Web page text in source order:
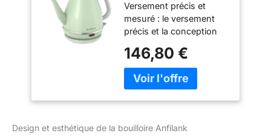
bouilloire 100 %
acier inoxydable
sans BPA, bouilloire
avec fermeture
automatique et
protection contre
l'ébullition en
Versement précis et
mesuré : le versement
précis et la conception
toute fuite lors du
versement. La théière
électrique à col de cygne
de 8 mm, permet à l'eau
146,80 €
Design et esthétique de la bouilloire Anfilank